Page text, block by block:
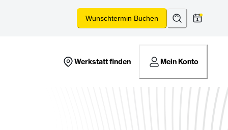
Wunschtermin Buchen Suchen*
Werkstatt finden Mein Konto